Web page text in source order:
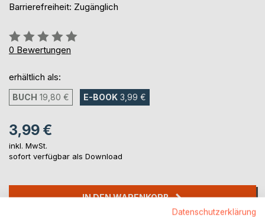
Barrierefreiheit: Zugänglich
Bewertung::
0%
0 Bewertungen
erhältlich als:
BUCH 19,80 € E-BOOK 3,99 €
3,99 €
inkl. MwSt.
sofort verfügbar als Download
IN DEN WARENKORB
Datenschutzerklärung